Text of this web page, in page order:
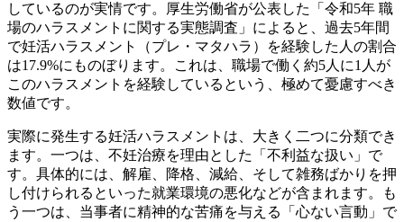
しているのが実情です。厚生労働省が公表した「令和5年 職
場のハラスメントに関する実態調査」によると、過去5年間
で妊活ハラスメント（プレ・マタハラ）を経験した人の割合
は17.9%にものぼります。これは、職場で働く約5人に1人が
このハラスメントを経験しているという、極めて憂慮すべき
数値です。
実際に発生する妊活ハラスメントは、大きく二つに分類でき
ます。一つは、不妊治療を理由とした「不利益な扱い」で
す。具体的には、解雇、降格、減給、そして雑務ばかりを押
し付けられるといった就業環境の悪化などが含まれます。も
う一つは、当事者に精神的な苦痛を与える「心ない言動」で